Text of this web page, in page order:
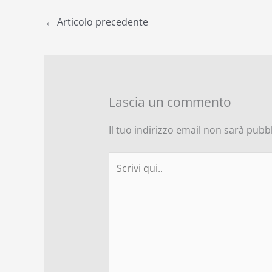
g
i
o
← Articolo precedente
Lascia un commento
Il tuo indirizzo email non sarà
qui..